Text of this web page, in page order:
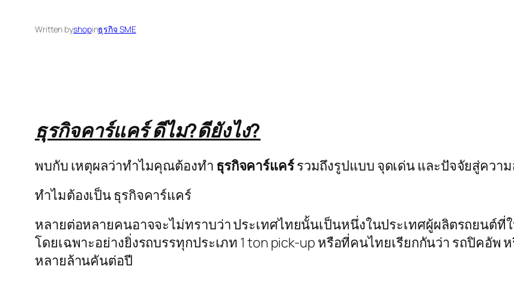
Written byshopinธุรกิจ SME
ธุรกิจคาร์แคร์ ดีไม?ดียังไง?
พบกับ เหตุผลว่าทำไมคุณต้องทำ ธุรกิจคาร์แคร์รวมถึงรูปแบบ จุดเด่น และปัจจัยสู่ควา
ทำไมต้องเป็น ธุรกิจคาร์แคร์
หลายต่อหลายคนอาจจะไม่ทราบว่า ประเทศไทยนั้นเป็นหนึ่งในประเทศผู้ผลิตรถยนต์ที่
โดยเฉพาะอย่างยิ่งรถบรรทุกประเภท 1 ton pick-up หรือที่คนไทยเรียกกันว่า รถปิคอัพ
หลายล้านคันต่อปี